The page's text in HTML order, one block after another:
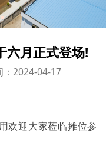
六月正式登场!
：2024-04-17
欢迎大家莅临摊位参